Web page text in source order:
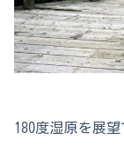
180度湿原を展望